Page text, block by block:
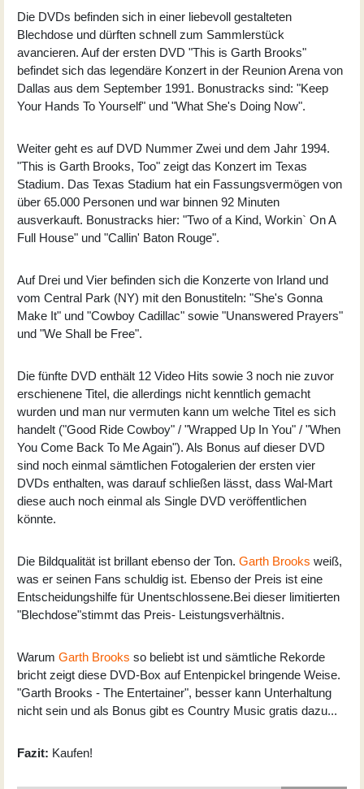
Die DVDs befinden sich in einer liebevoll gestalteten
Blechdose und dürften schnell zum Sammlerstück
avancieren. Auf der ersten DVD "This is Garth Brooks"
befindet sich das legendäre Konzert in der Reunion Arena von
Dallas aus dem September 1991. Bonustracks sind: "Keep
Your Hands To Yourself" und "What She's Doing Now".
Weiter geht es auf DVD Nummer Zwei und dem Jahr 1994.
"This is Garth Brooks, Too" zeigt das Konzert im Texas
Stadium. Das Texas Stadium hat ein Fassungsvermögen von
über 65.000 Personen und war binnen 92 Minuten
ausverkauft. Bonustracks hier: "Two of a Kind, Workin` On A
Full House" und "Callin' Baton Rouge".
Auf Drei und Vier befinden sich die Konzerte von Irland und
vom Central Park (NY) mit den Bonustiteln: "She's Gonna
Make It" und "Cowboy Cadillac" sowie "Unanswered Prayers"
und "We Shall be Free".
Die fünfte DVD enthält 12 Video Hits sowie 3 noch nie zuvor
erschienene Titel, die allerdings nicht kenntlich gemacht
wurden und man nur vermuten kann um welche Titel es sich
handelt ("Good Ride Cowboy" / "Wrapped Up In You" / "When
You Come Back To Me Again"). Als Bonus auf dieser DVD
sind noch einmal sämtlichen Fotogalerien der ersten vier
DVDs enthalten, was darauf schließen lässt, dass Wal-Mart
diese auch noch einmal als Single DVD veröffentlichen
könnte.
Die Bildqualität ist brillant ebenso der Ton. Garth Brooks weiß,
was er seinen Fans schuldig ist. Ebenso der Preis ist eine
Entscheidungshilfe für Unentschlossene.Bei dieser limitierten
"Blechdose"stimmt das Preis- Leistungsverhältnis.
Warum Garth Brooks so beliebt ist und sämtliche Rekorde
bricht zeigt diese DVD-Box auf Entenpickel bringende Weise.
"Garth Brooks - The Entertainer", besser kann Unterhaltung
nicht sein und als Bonus gibt es Country Music gratis dazu...
Fazit: Kaufen!